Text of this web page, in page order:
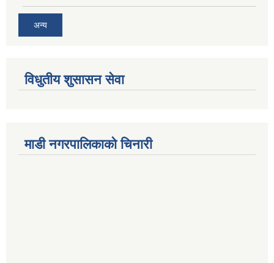
अन्य
विधुतीय शुसासन सेवा
माडी नगरपालिकाको चिनारी